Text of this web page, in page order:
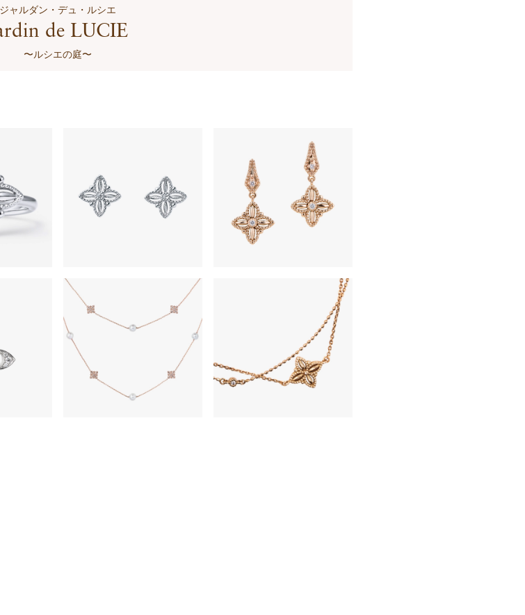
ジャルダン・デュ・ルシエ
de LUCIE
〜ルシエの庭〜